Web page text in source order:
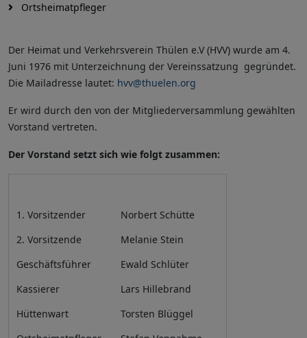
Ortsheimatpfleger
Der Heimat und Verkehrsverein Thülen e.V (HVV) wurde am 4.
Juni 1976 mit Unterzeichnung der Vereinssatzung gegründet.
Die Mailadresse lautet: hvv@thuelen.org
Er wird durch den von der Mitgliederversammlung gewählten
Vorstand vertreten.
Der Vorstand setzt sich wie folgt zusammen:
1. Vorsitzender
Norbert Schütte
2. Vorsitzende
Melanie Stein
Geschäftsführer
Ewald Schlüter
Kassierer
Lars Hillebrand
Hüttenwart
Torsten Blüggel